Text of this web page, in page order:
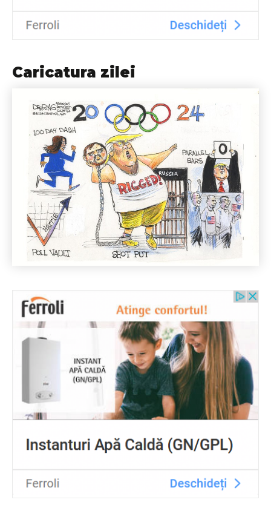
Caricatura zilei